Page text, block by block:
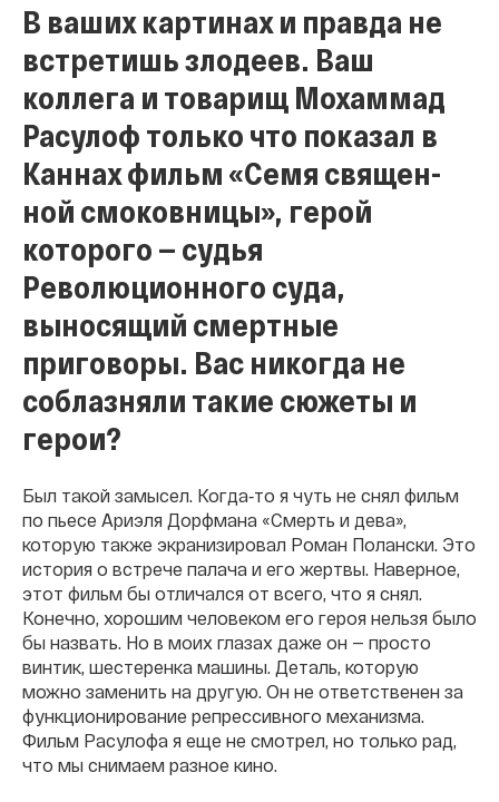
В ваших картинах и правда не
встретишь злодеев. Ваш
коллега и товарищ Мохаммад
Расулоф только что показал в
Каннах фильм «Семя священ-
ной смоковницы», герой
которого — судья
Революционного суда,
выносящий смертные
приговоры. Вас никогда не
соблазняли такие сюжеты и
герои?
Был такой замысел. Когда‐то я чуть не снял фильм
по пьесе Ариэля Дорфмана «Смерть и дева»,
которую также экранизировал Роман Полански. Это
история о встрече палача и его жертвы. Наверное,
этот фильм бы отличался от всего, что я снял.
Конечно, хорошим человеком его героя нельзя было
бы назвать. Но в моих глазах даже он — просто
винтик, шестеренка машины. Деталь, которую
можно заменить на другую. Он не ответственен за
функционирование репрессивного механизма.
Фильм Расулофа я еще не смотрел, но только рад,
что мы снимаем разное кино.